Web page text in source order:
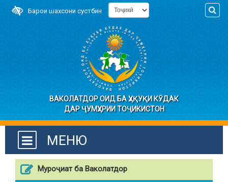
Барои шахсони сустбин
ВАКОЛАТДОР ОИД БА ҲУҚУҚИ КӮДАК
ДАР ҶУМҲУРИИ ТОҶИКИСТОН
МЕНЮ
Муроҷиат ба Ваколатдор